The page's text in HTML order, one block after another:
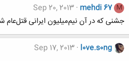
M
mehdi 67
Sep 20, 2013
جشنی که در آن نیم‌میلیون ایرانی قتل‌عام
l0ve.s0ng
Sep 17, 2013